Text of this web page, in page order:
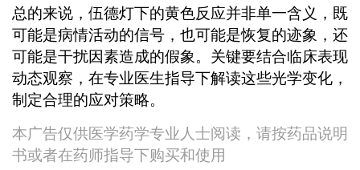
总的来说，伍德灯下的黄色反应并非单一含义，既
可能是病情活动的信号，也可能是恢复的迹象，还
可能是干扰因素造成的假象。关键要结合临床表现
动态观察，在专业医生指导下解读这些光学变化，
制定合理的应对策略。
本广告仅供医学药学专业人士阅读，请按药品说明
书或者在药师指导下购买和使用